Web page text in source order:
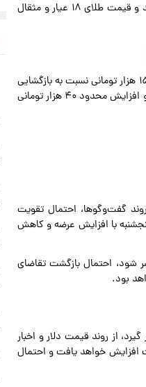
در مقابل، رشد اونس جهانی طلا و صعود آن به محدوده ۴۱۶۷ دلاری، مانع از افت بازار طلا شد و قیمت طلای ۱۸ عیار و مثقال
مثقال طلا در معاملات عصرگاهی با رقم ۷۶ میلیون و ۵۵۰ هزار تومانی دادوستد شد و رشد ۱۵۰ هزار تومانی نسبت به بازگشایی
بازار طلا داشت. هر گرم طلای ۱۸ عیار نیز در محدوده ۱۷ میلیون و ۶۷۱ هزار تومان معامله شد و افزایش محدود ۴۰ هزار تومانی
گفت‌وگوها، احتمال تقویت
پنجشنبه با افزایش عرضه و کاهش
شود، احتمال بازگشت تقاضای
از روند قیمت دلار و اخبار
افزایش خواهد یافت و احتمال